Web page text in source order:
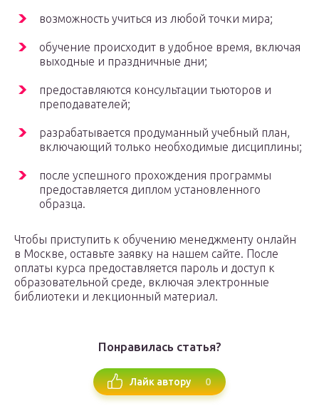
возможность учиться из любой точки мира;
обучение происходит в удобное время, включая
выходные и праздничные дни;
предоставляются консультации тьюторов и
преподавателей;
разрабатывается продуманный учебный план,
включающий только необходимые дисциплины;
после успешного прохождения программы
предоставляется диплом установленного
образца.
Чтобы приступить к обучению менеджменту онлайн
в Москве, оставьте заявку на нашем сайте. После
оплаты курса предоставляется пароль и доступ к
образовательной среде, включая электронные
библиотеки и лекционный материал.
Понравилась статья?
Лайк автору 0